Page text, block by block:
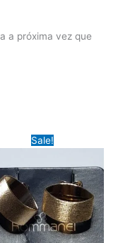
a próxima vez que
Sale!